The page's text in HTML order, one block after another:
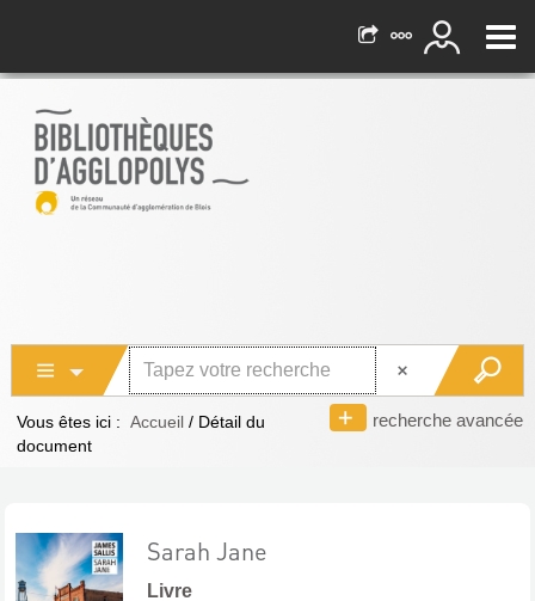
recherche avancée
Vous êtes ici : Accueil / Détail du
document
Sarah Jane
Livre